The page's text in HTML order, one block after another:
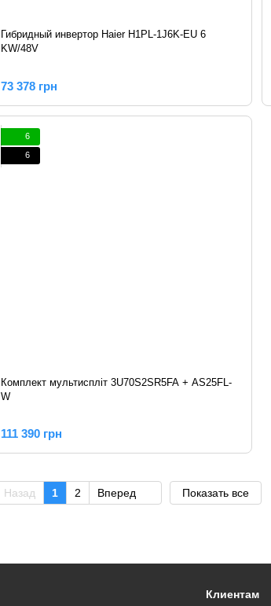
Гибридный инвертор Haier H1PL-1J6K-EU 6
KW/48V
73 378 грн
6
6
Комплект мультиспліт 3U70S2SR5FA + AS25FL-
W
111 390 грн
Назад 1 2 Вперед Показать все
Клиентам